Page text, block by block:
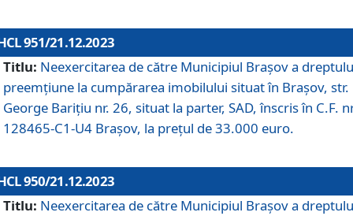
951/21.12.2023
Titlu: Neexercitarea de către Municipiul Brașov a
preemțiune la cumpărarea imobilului situat în Brașov, str.
George Barițiu nr. 26, situat la parter, SAD, înscris în C.F.
128465-C1-U4 Brașov, la prețul de 33.000 euro.
950/21.12.2023
Titlu: Neexercitarea de către Municipiul Brașov a